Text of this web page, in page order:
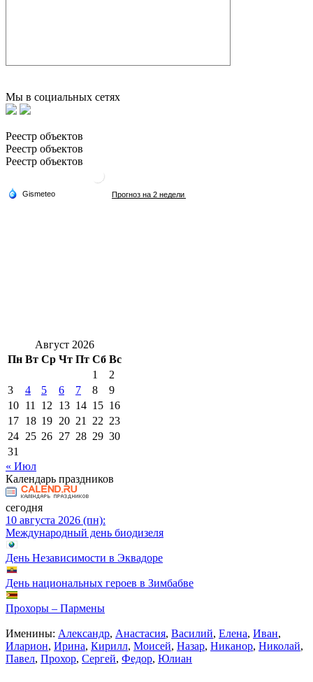
Мы в социальных сетях
Реестр объектов
Реестр объектов
Реестр объектов
Август 2026
Пн Вт Ср Чт Пт Сб Вс
1
2
3
4 5 6 7 8
9
10 11 12 13 14 15 16
17 18 19 20 21 22 23
24 25 26 27 28 29 30
31
« Июл
Календарь праздников
сегодня
10 августа 2026 (пн):
Международный день биодизеля
День Независимости в Эквадоре
День национальных героев в Зимбабве
Прохоры – Пармены
Именины: Александр, Анастасия, Василий, Елена, Иван,
Иларион, Ирина, Кирилл, Моисей, Назар, Никанор, Николай,
Павел, Прохор, Сергей, Федор, Юлиан